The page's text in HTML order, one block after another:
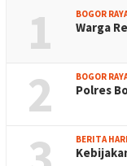
1 BOGOR
Warga
2 BOGOR
Polres
BERITA